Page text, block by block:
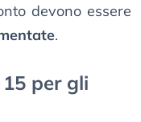
devono essere
.
per gli